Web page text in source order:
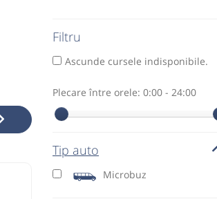
Filtru
Ascunde cursele indisponibile.
Plecare între orele: 0:00 - 24:00
Tip auto
Microbuz